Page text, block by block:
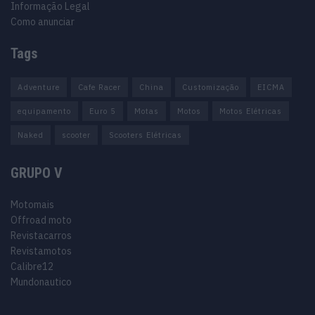
Informação Legal
Como anunciar
Tags
Adventure Cafe Racer China Customização EICMA
equipamento Euro 5 Motas Motos Motos Elétricas
Naked scooter Scooters Elétricas
GRUPO V
Motomais
Offroad moto
Revistacarros
Revistamotos
Calibre12
Mundonautico